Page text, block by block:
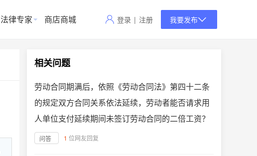
法律专家 商店商城 登录 | 注册 我要发布
相关问题
劳动合同期满后，依照《劳动合同法》第四十二条
的规定双方合同关系依法延续，劳动者能否请求用
人单位支付延续期间未签订劳动合同的二倍工资？
问答 1 位网友回复